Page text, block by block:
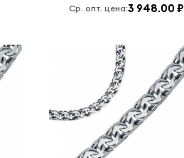
Ср. опт. цена:3 948.00 ₽